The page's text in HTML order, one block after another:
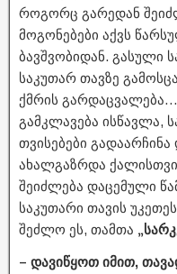
როგორც გარედან
მოგონებები აქვს
ბავშვობიდან. გასული
საკუთარ თავზე
ქმრის
გამკლავება ისწავლა,
თვისებები
ახალგაზრდა
შეიძლება დაცემული
საკუთარი თავის
შეძლო ეს, თამთა
– დავიწყოთ იმით,